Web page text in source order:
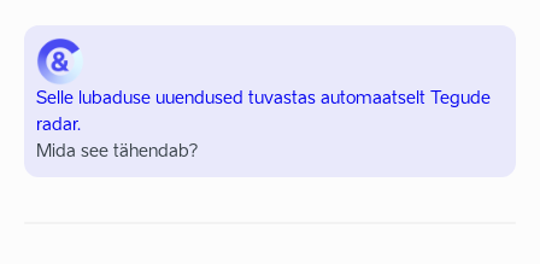
Selle lubaduse uuendused tuvastas automaatselt Tegude
radar.
Mida see tähendab?